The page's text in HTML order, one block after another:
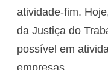
atividade-fim.
da Justiça do
possível em
empresas.